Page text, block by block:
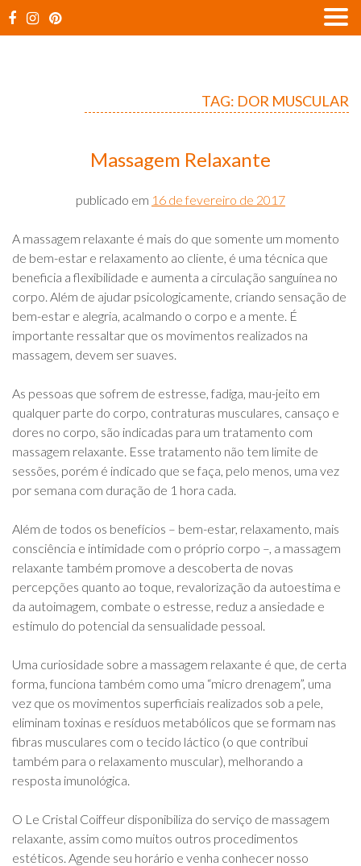
Skip
TAG: DOR MUSCULAR
Massagem Relaxante
publicado em 16 de fevereiro de 2017
A massagem relaxante é mais do que somente um momento
de bem-estar e relaxamento ao cliente, é uma técnica que
beneficia a flexibilidade e aumenta a circulação sanguínea no
corpo. Além de ajudar psicologicamente, criando sensação de
bem-estar e alegria, acalmando o corpo e a mente. É
importante ressaltar que os movimentos realizados na
massagem, devem ser suaves.
As pessoas que sofrem de estresse, fadiga, mau-jeito em
qualquer parte do corpo, contraturas musculares, cansaço e
dores no corpo, são indicadas para um tratamento com
massagem relaxante. Esse tratamento não tem limite de
sessões, porém é indicado que se faça, pelo menos, uma vez
por semana com duração de 1 hora cada.
Além de todos os benefícios – bem-estar, relaxamento, mais
consciência e intimidade com o próprio corpo –, a massagem
relaxante também promove a descoberta de novas
percepções quanto ao toque, revalorização da autoestima e
da autoimagem, combate o estresse, reduz a ansiedade e
estimulo do potencial da sensualidade pessoal.
Uma curiosidade sobre a massagem relaxante é que, de certa
forma, funciona também como uma “micro drenagem”, uma
vez que os movimentos superficiais realizados sob a pele,
eliminam toxinas e resíduos metabólicos que se formam nas
fibras musculares com o tecido láctico (o que contribui
também para o relaxamento muscular), melhorando a
resposta imunológica.
O Le Cristal Coiffeur disponibiliza do serviço de massagem
relaxante, assim como muitos outros procedimentos
estéticos. Agende seu horário e venha conhecer nosso